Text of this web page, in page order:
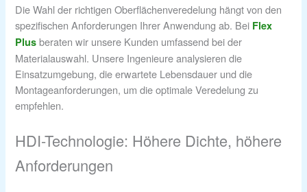
Die Wahl der richtigen Oberflächenveredelung hängt von den
spezifischen Anforderungen Ihrer Anwendung ab. Bei Flex
Plus beraten wir unsere Kunden umfassend bei der
Materialauswahl. Unsere Ingenieure analysieren die
Einsatzumgebung, die erwartete Lebensdauer und die
Montageanforderungen, um die optimale Veredelung zu
empfehlen.
HDI-Technologie: Höhere Dichte, höhere
Anforderungen